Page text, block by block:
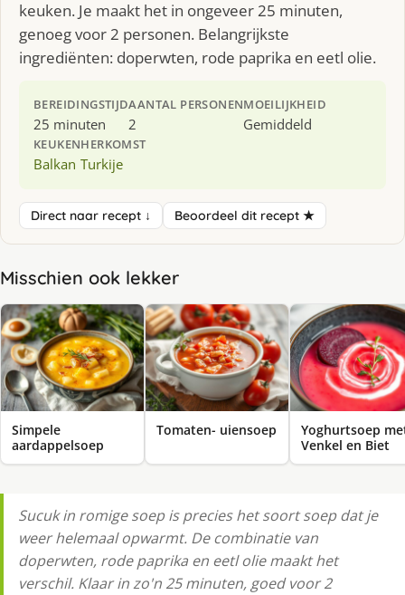
keuken. Je maakt het in ongeveer 25 minuten,
genoeg voor 2 personen. Belangrijkste
ingrediënten: doperwten, rode paprika en eetl olie.
BEREIDINGSTIJD
25 minuten
AANTAL PERSONEN
2
MOEILIJKHEID
Gemiddeld
KEUKEN
Balkan
HERKOMST
Turkije
Direct naar recept ↓ Beoordeel dit recept ★
Misschien ook lekker
Simpele
aardappelsoep
Tomaten- uiensoep
Yoghurtsoep
Venkel en Biet
Sucuk in romige soep is precies het soort soep dat je
weer helemaal opwarmt. De combinatie van
doperwten, rode paprika en eetl olie maakt het
verschil. Klaar in zo'n 25 minuten, goed voor 2